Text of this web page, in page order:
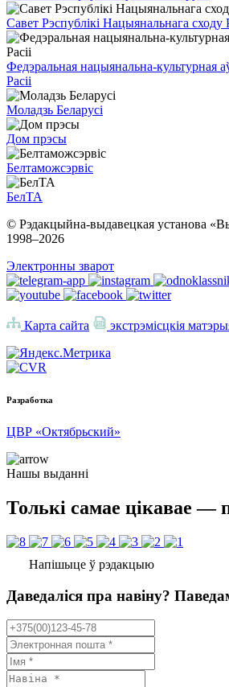
Савет Рэспублікі Нацыянальнага сходу
Федэральная нацыянальна-культурная
Расіі
Моладзь Беларусі
Дом прэсы
Белтаможсэрвіс
БелТА
© Рэдакцыйна-выдавецкая установа
1998–2026
Электронны зварот
Карта сайта экстрэмісцкія
Разработка
ЦВР «Октябрьский»
Нашы выданні
Толькі самае цікавае —
Напішыце ў рэдакцыю
Даведаліся пра навіну?